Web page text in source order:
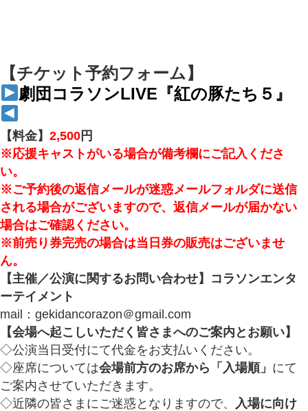
【チケット予約フォーム】
劇団コラソンLIVE『紅の豚たち５』
【料金】 2,500 円
※応援キャストがいる場合が備考欄にご記入くださ
い。
※ご予約後の返信メールが迷惑メールフォルダに送信
される場合がございますので、返信メールが届かない
場合はご確認ください。
※前売り券完売の場合は当日券の販売はございませ
ん。
【主催／公演に関するお問い合わせ】 コラソンエンタ
ーテイメント
mail：gekidancorazon＠gmail.com
【会場へ起こしいただく皆さまへのご案内とお願い】
◇公演当日受付にて代金をお支払いください。
◇座席については会場前方のお席から「入場順」 にて
ご案内させていただきます。
◇近隣の皆さまにご迷惑となりますので、
入場に向け